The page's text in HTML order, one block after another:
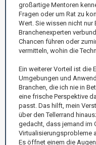
großartige Mentoren
Fragen oder um Rat zu
Wert. Sie wissen nicht
Branchenexperten
Chancen führen oder
vermitteln, wohin die
Ein weiterer Vorteil ist die
Umgebungen und
Branchen, die ich nie in
eine frische Perspektive
passt. Das hilft, mein
über den Tellerrand
gedacht, dass jemand im
Virtualisierungsprobleme
Es öffnet einem die